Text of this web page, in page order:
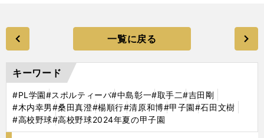
一覧に戻る
キーワード
#PL学園#スポルティーバ#中島彰一#取手二#吉田剛
#木内幸男#桑田真澄#楊順行#清原和博#甲子園#石田文樹
#高校野球#高校野球2024年夏の甲子園